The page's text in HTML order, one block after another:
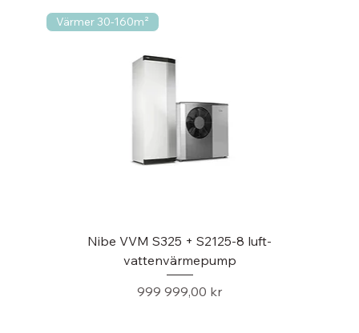
Värmer 30-160m²
Nibe VVM S325 + S2125-8 luft-
vattenvärmepump
Pris
999 999,00 kr